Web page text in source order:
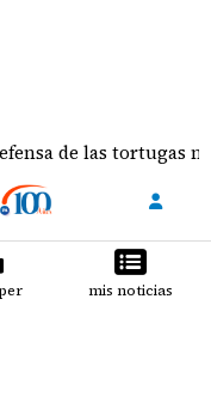
marinas
mis noticias